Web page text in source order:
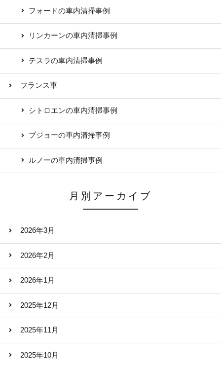
フォードの車内清掃事例
リンカーンの車内清掃事例
テスラの車内清掃事例
フランス車
シトロエンの車内清掃事例
プジョーの車内清掃事例
ルノーの車内清掃事例
月別アーカイブ
2026年3月
2026年2月
2026年1月
2025年12月
2025年11月
2025年10月